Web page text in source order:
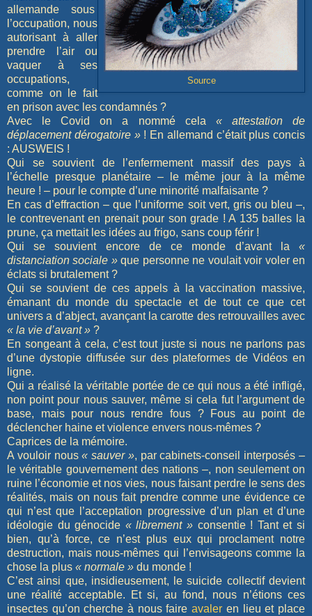
Source
allemande sous
l’occupation, nous
autorisant à aller
prendre l’air ou
vaquer à ses
occupations,
comme on le fait
en prison avec les condamnés ?
Avec le Covid on a nommé cela « attestation de
déplacement dérogatoire »! En allemand c’était plus concis
: AUSWEIS !
Qui se souvient de l’enfermement massif des pays à
l’échelle presque planétaire – le même jour à la même
heure ! – pour le compte d’une minorité malfaisante ?
En cas d’effraction – que l’uniforme soit vert, gris ou bleu –,
le contrevenant en prenait pour son grade ! A 135 balles la
prune, ça mettait les idées au frigo, sans coup férir !
Qui se souvient encore de ce monde d’avant la «
distanciation sociale »que personne ne voulait voir voler en
éclats si brutalement ?
Qui se souvient de ces appels à la vaccination massive,
émanant du monde du spectacle et de tout ce que cet
univers a d’abject, avançant la carotte des retrouvailles avec
« la vie d’avant » ?
En songeant à cela, c’est tout juste si nous ne parlons pas
d’une dystopie diffusée sur des plateformes de Vidéos en
ligne.
Qui a réalisé la véritable portée de ce qui nous a été infligé,
non point pour nous sauver, même si cela fut l’argument de
base, mais pour nous rendre fous ? Fous au point de
déclencher haine et violence envers nous-mêmes ?
Caprices de la mémoire.
A vouloir nous« sauver », par cabinets-conseil interposés –
le véritable gouvernement des nations –, non seulement on
ruine l’économie et nos vies, nous faisant perdre le sens des
réalités, mais on nous fait prendre comme une évidence ce
qui n’est que l’acceptation progressive d’un plan et d’une
idéologie du génocide « librement » consentie ! Tant et si
bien, qu’à force, ce n’est plus eux qui proclament notre
destruction, mais nous-mêmes qui l’envisageons comme la
chose la plus « normale » du monde !
C’est ainsi que, insidieusement, le suicide collectif devient
une réalité acceptable. Et si, au fond, nous n’étions ces
insectes qu’on cherche à nous faireavaler en lieu et place